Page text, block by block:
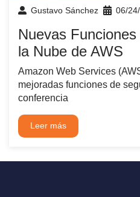
Gustavo Sánchez 06/
Nuevas
la Nube de AWS
Amazon Web Services
mejoradas funciones de
conferencia
Leer más